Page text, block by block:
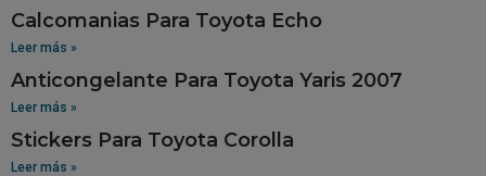
Calcomanias Para Toyota Echo
Leer más »
Anticongelante Para Toyota Yaris 2007
Leer más »
Stickers Para Toyota Corolla
Leer más »